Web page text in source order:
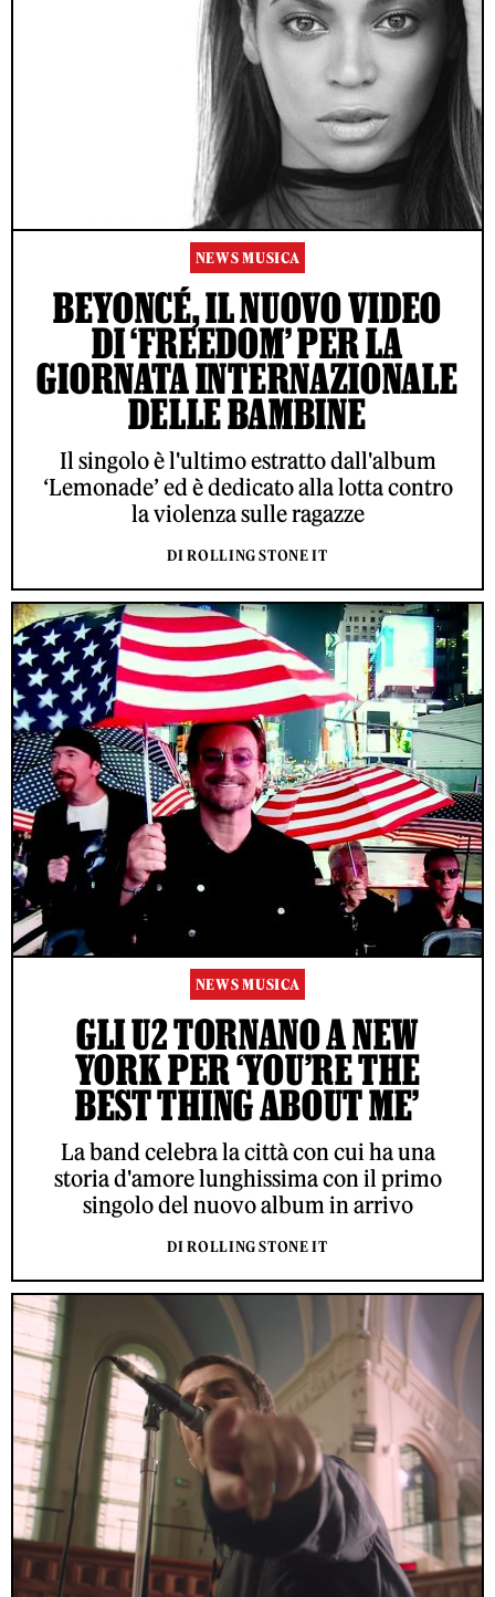
NEWS MUSICA
BEYONCÉ, IL NUOVO VIDEO
DI ‘FREEDOM’ PER LA
GIORNATA INTERNAZIONALE
DELLE BAMBINE
Il singolo è l'ultimo estratto dall'album
‘Lemonade’ ed è dedicato alla lotta contro
la violenza sulle ragazze
DI ROLLING STONE IT
NEWS MUSICA
GLI U2 TORNANO A NEW
YORK PER ‘YOU’RE THE
BEST THING ABOUT ME’
La band celebra la città con cui ha una
storia d'amore lunghissima con il primo
singolo del nuovo album in arrivo
DI ROLLING STONE IT